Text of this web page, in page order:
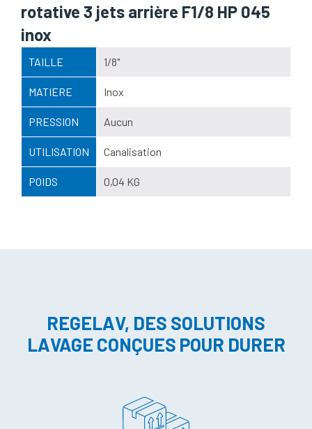
rotative 3 jets arrière F1/8 HP 045
inox
TAILLE 1/8"
MATIERE Inox
PRESSION Aucun
UTILISATION Canalisation
POIDS 0,04 KG
REGELAV, DES SOLUTIONS
LAVAGE CONÇUES POUR DURER